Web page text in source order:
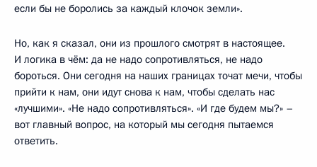
если бы не боролись за каждый клочок земли».
Но, как я сказал, они из прошлого смотрят в настоящее.
И логика в чём: да не надо сопротивляться, не надо
бороться. Они сегодня на наших границах точат мечи, чтобы
прийти к нам, они идут снова к нам, чтобы сделать нас
«лучшими». «Не надо сопротивляться». «И где будем мы?» –
вот главный вопрос, на который мы сегодня пытаемся
ответить.